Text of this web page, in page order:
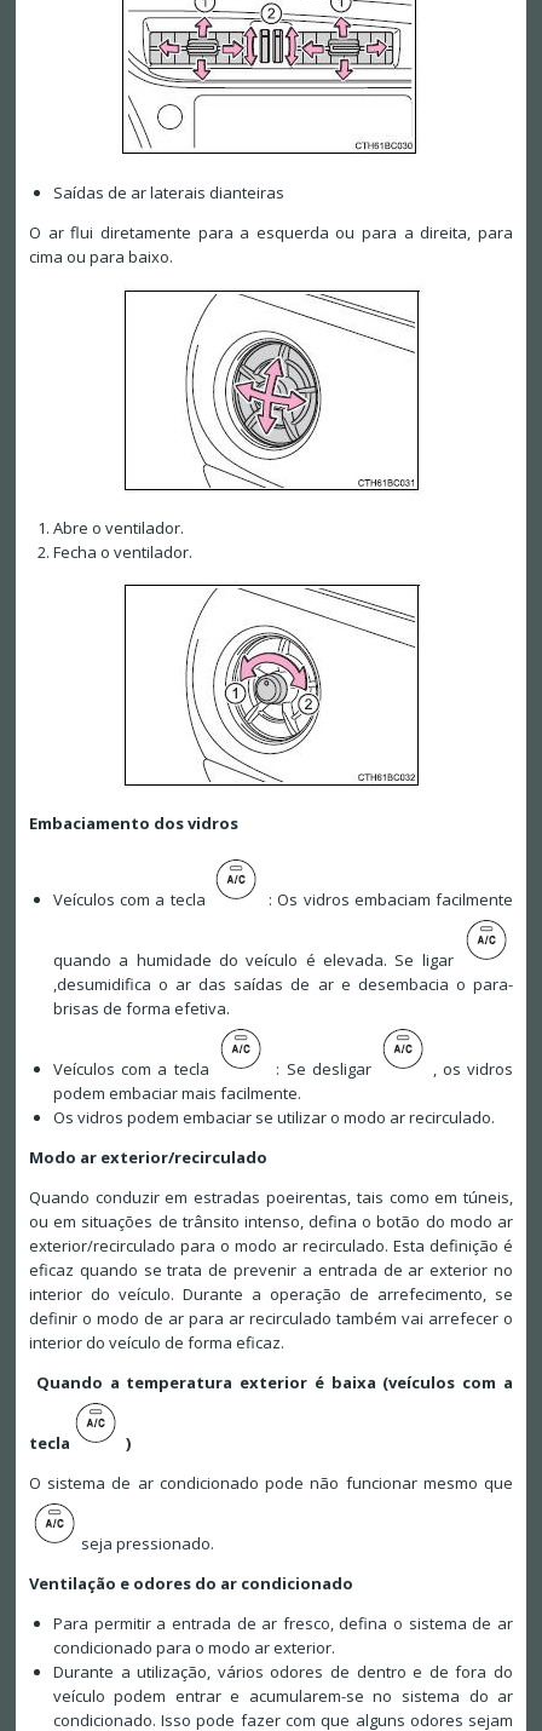
Saídas de ar laterais dianteiras
O ar flui diretamente para a esquerda ou para a direita, para
cima ou para baixo.
Abre o ventilador.
Fecha o ventilador.
Embaciamento dos vidros
Veículos com a tecla : Os vidros embaciam facilmente
quando a humidade do veículo é elevada. Se ligar
,desumidifica o ar das saídas de ar e desembacia o para-
brisas de forma efetiva.
Veículos com a tecla : Se desligar
, os vidros
podem embaciar mais facilmente.
Os vidros podem embaciar se utilizar o modo ar recirculado.
Modo ar exterior/recirculado
Quando conduzir em estradas poeirentas, tais como em túneis,
ou em situações de trânsito intenso, defina o botão do modo ar
exterior/recirculado para o modo ar recirculado. Esta definição é
eficaz quando se trata de prevenir a entrada de ar exterior no
interior do veículo. Durante a operação de arrefecimento, se
definir o modo de ar para ar recirculado também vai arrefecer o
interior do veículo de forma eficaz.
Quando a temperatura exterior é baixa (veículos com a
tecla
)
O sistema de ar condicionado pode não funcionar mesmo que
seja pressionado.
Ventilação e odores do ar condicionado
Para permitir a entrada de ar fresco, defina o sistema de ar
condicionado para o modo ar exterior.
Durante a utilização, vários odores de dentro e de fora do
veículo podem entrar e acumularem-se no sistema do ar
condicionado. Isso pode fazer com que alguns odores sejam